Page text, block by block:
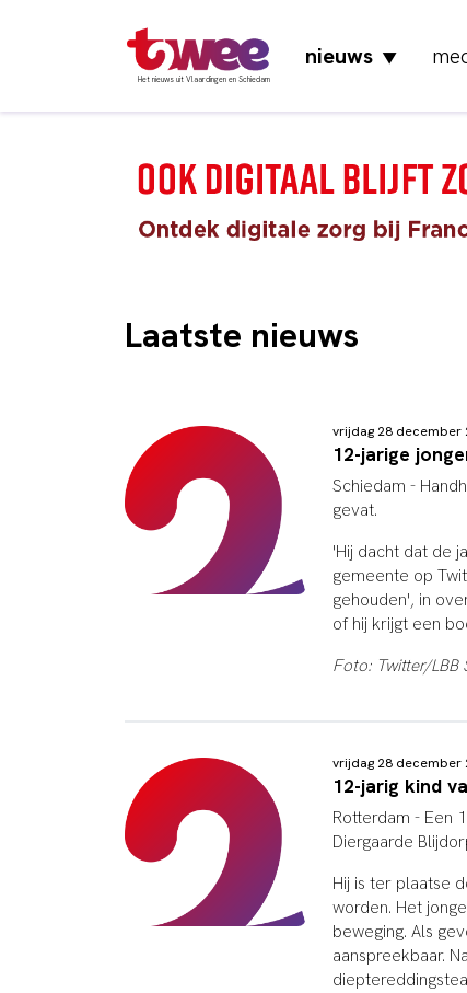
Het nieuws uit Vlaardingen en Schiedam
nieuws▼
Laatste nieuws
vrijdag 28 december
12-jarige
Schiedam -
gevat.
'Hij dacht dat de
gemeente op
gehouden', in
of hij krijgt een
Foto: Twitter/LBB
vrijdag 28 december
12-jarig kind
Rotterdam - Een
Diergaarde
Hij is ter plaatse
worden. Het
beweging. Als
aanspreekbaar.